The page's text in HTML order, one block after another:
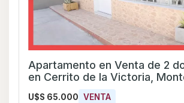
Apartamento en Venta de 2
en Cerrito de la Victoria,
U$S 65.000 VENTA